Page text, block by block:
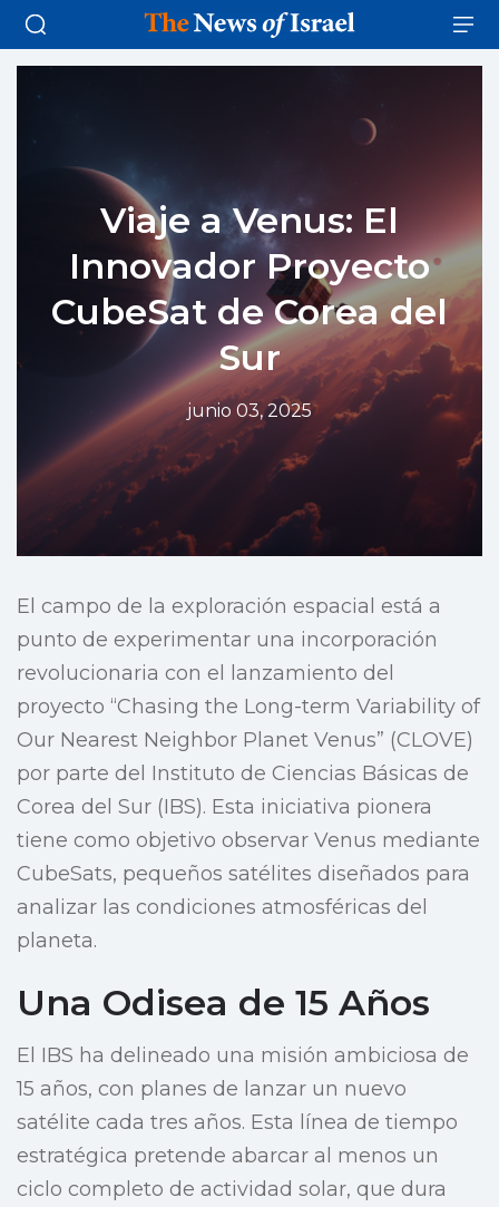
Viaje a Venus: El
Innovador Proyecto
CubeSat de Corea del
Sur
junio 03, 2025
El campo de la exploración espacial está a
punto de experimentar una incorporación
revolucionaria con el lanzamiento del
proyecto “Chasing the Long-term Variability of
Our Nearest Neighbor Planet Venus” (CLOVE)
por parte del Instituto de Ciencias Básicas de
Corea del Sur (IBS). Esta iniciativa pionera
tiene como objetivo observar Venus mediante
CubeSats, pequeños satélites diseñados para
analizar las condiciones atmosféricas del
planeta.
Una Odisea de 15 Años
El IBS ha delineado una misión ambiciosa de
15 años, con planes de lanzar un nuevo
satélite cada tres años. Esta línea de tiempo
estratégica pretende abarcar al menos un
ciclo completo de actividad solar, que dura